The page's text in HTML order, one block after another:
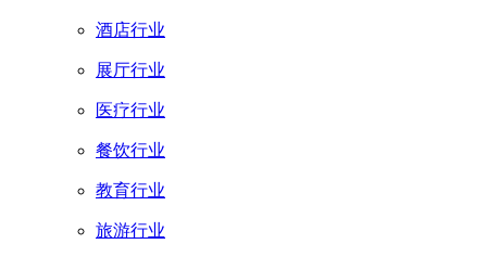
酒店行业
展厅行业
医疗行业
餐饮行业
教育行业
旅游行业